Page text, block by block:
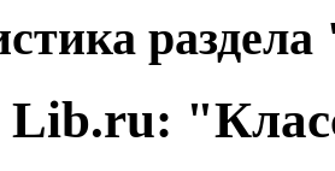
раздела
Lib.ru: